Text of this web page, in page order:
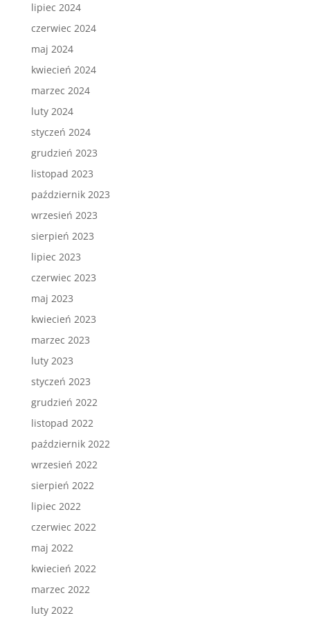
lipiec 2024
czerwiec 2024
maj 2024
kwiecień 2024
marzec 2024
luty 2024
styczeń 2024
grudzień 2023
listopad 2023
październik 2023
wrzesień 2023
sierpień 2023
lipiec 2023
czerwiec 2023
maj 2023
kwiecień 2023
marzec 2023
luty 2023
styczeń 2023
grudzień 2022
listopad 2022
październik 2022
wrzesień 2022
sierpień 2022
lipiec 2022
czerwiec 2022
maj 2022
kwiecień 2022
marzec 2022
luty 2022